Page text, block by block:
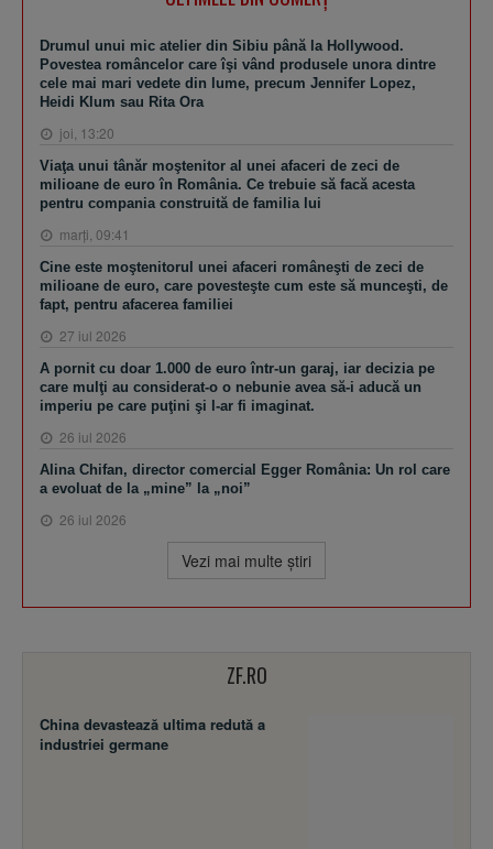
Drumul unui mic atelier din Sibiu până la Hollywood.
Povestea româncelor care îşi vând produsele unora dintre
cele mai mari vedete din lume, precum Jennifer Lopez,
Heidi Klum sau Rita Ora
joi, 13:20
Viaţa unui tânăr moştenitor al unei afaceri de zeci de
milioane de euro în România. Ce trebuie să facă acesta
pentru compania construită de familia lui
marţi, 09:41
Cine este moştenitorul unei afaceri româneşti de zeci de
milioane de euro, care povesteşte cum este să munceşti, de
fapt, pentru afacerea familiei
27 iul 2026
A pornit cu doar 1.000 de euro într-un garaj, iar decizia pe
care mulţi au considerat-o o nebunie avea să-i aducă un
imperiu pe care puţini şi l-ar fi imaginat.
26 iul 2026
Alina Chifan, director comercial Egger România: Un rol care
a evoluat de la „mine” la „noi”
26 iul 2026
Vezi mai multe ştiri
ZF.RO
China devastează ultima redută a
industriei germane